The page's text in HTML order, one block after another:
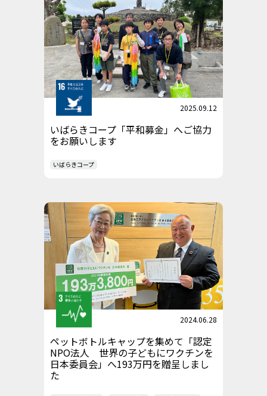
2025.09.12
いばらきコープ「平和募金」へご協力
をお願いします
いばらきコープ
2024.06.28
ペットボトルキャップを集めて「認定
NPO法人 世界の子どもにワクチンを
日本委員会」へ193万円を贈呈しまし
た